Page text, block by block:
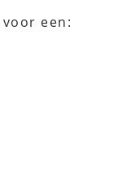
een: